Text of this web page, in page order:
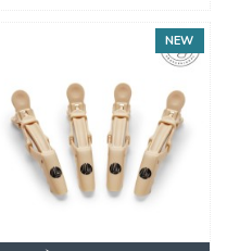
NEW